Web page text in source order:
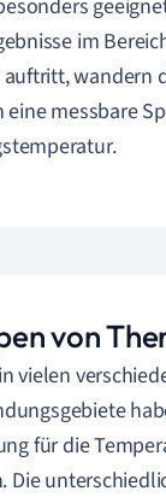
im
wandern
eine messbare
von
vielen
für die
Die